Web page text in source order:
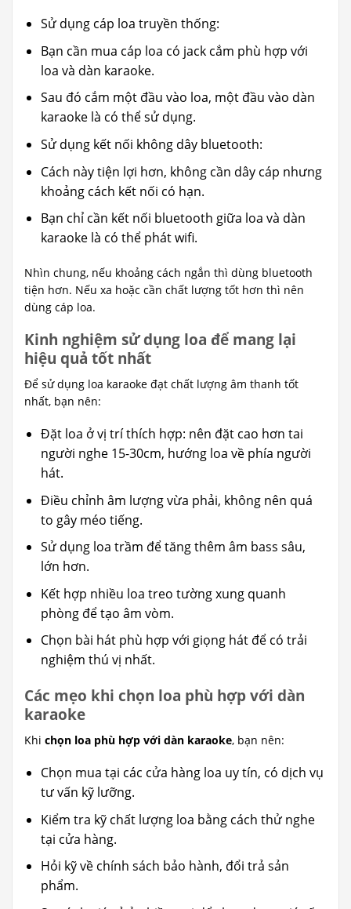
Sử dụng cáp loa truyền thống:
Bạn cần mua cáp loa có jack cắm phù hợp với
loa và dàn karaoke.
Sau đó cắm một đầu vào loa, một đầu vào dàn
karaoke là có thể sử dụng.
Sử dụng kết nối không dây bluetooth:
Cách này tiện lợi hơn, không cần dây cáp nhưng
khoảng cách kết nối có hạn.
Bạn chỉ cần kết nối bluetooth giữa loa và dàn
karaoke là có thể phát wifi.
Nhìn chung, nếu khoảng cách ngắn thì dùng bluetooth
tiện hơn. Nếu xa hoặc cần chất lượng tốt hơn thì nên
dùng cáp loa.
Kinh nghiệm sử dụng loa để mang lại
hiệu quả tốt nhất
Để sử dụng loa karaoke đạt chất lượng âm thanh tốt
nhất, bạn nên:
Đặt loa ở vị trí thích hợp: nên đặt cao hơn tai
người nghe 15-30cm, hướng loa về phía người
hát.
Điều chỉnh âm lượng vừa phải, không nên quá
to gây méo tiếng.
Sử dụng loa trầm để tăng thêm âm bass sâu,
lớn hơn.
Kết hợp nhiều loa treo tường xung quanh
phòng để tạo âm vòm.
Chọn bài hát phù hợp với giọng hát để có trải
nghiệm thú vị nhất.
Các mẹo khi chọn loa phù hợp với dàn
karaoke
Khi chọn loa phù hợp với dàn karaoke, bạn nên:
Chọn mua tại các cửa hàng loa uy tín, có dịch vụ
tư vấn kỹ lưỡng.
Kiểm tra kỹ chất lượng loa bằng cách thử nghe
tại cửa hàng.
Hỏi kỹ về chính sách bảo hành, đổi trả sản
phẩm.